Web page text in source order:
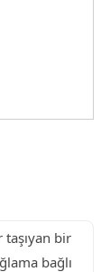
taşıyan bir
bağlı